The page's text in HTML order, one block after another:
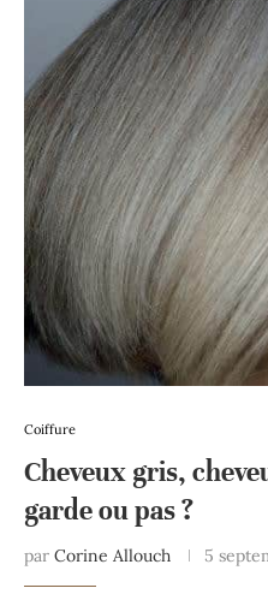
Coiffure
Cheveux gris,
garde ou pas ?
par Corine Allouch 5